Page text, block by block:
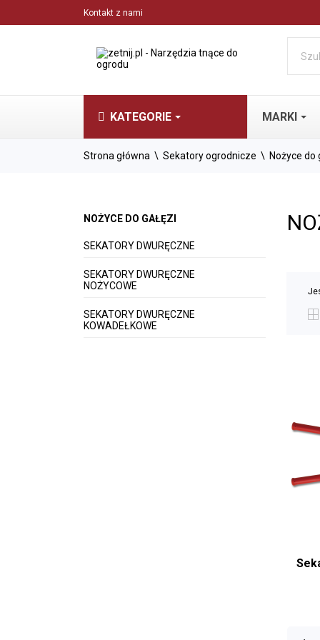
Kontakt z nami
KATEGORIE
SEKATORY
Sekatory
MARKI
Strona główna Sekatory ogrodnicze Nożyce do
NOŻYCE DO GAŁĘZI
SEKATORY DWURĘCZNE
SEKATORY DWURĘCZNE
NOŻYCOWE
SEKATORY DWURĘCZNE
KOWADEŁKOWE